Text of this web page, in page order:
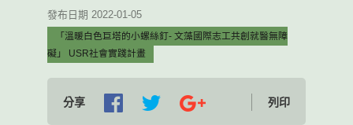
發布日期 2022-01-05
「溫暖白色巨塔的小螺絲釘- 文藻國際志工共創就醫無障
礙」 USR社會實踐計畫
分享 列印